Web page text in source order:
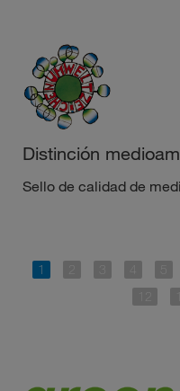
Distinción
Sello de calidad de